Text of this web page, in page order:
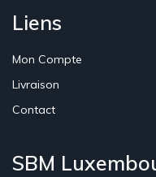
Liens
Mon Compte
Livraison
Contact
SBM